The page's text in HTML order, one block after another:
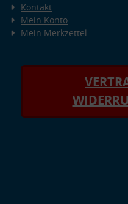
Kontakt
Mein Konto
Mein Merkzettel